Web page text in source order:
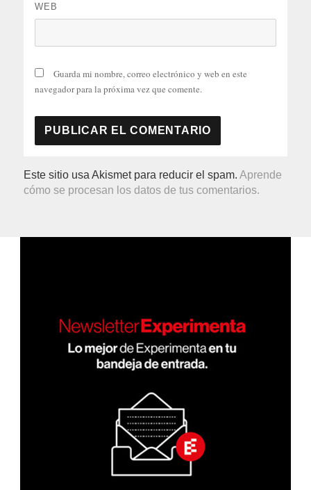
WEB
Guarda mi nombre, correo electrónico y web en este
navegador para la próxima vez que comente.
Este sitio usa Akismet para reducir el spam.Aprende
cómo se procesan los datos de tus comentarios.